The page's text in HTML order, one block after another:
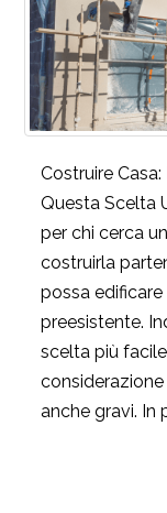
Costruire
Questa Scelta
per chi cerca
costruirla
possa
preesistente.
scelta più
anche gravi. In